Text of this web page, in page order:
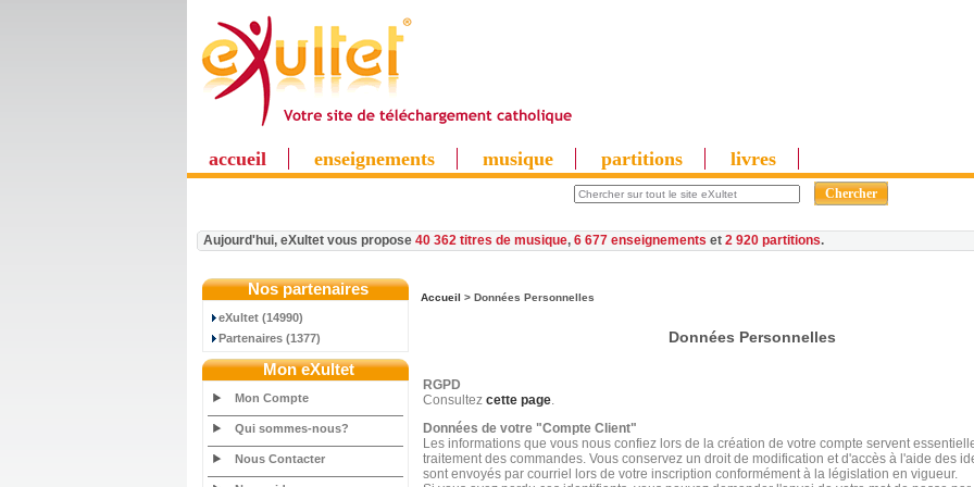
accueil enseignements musique partitions livres
Aujourd'hui, eXultet vous propose 40 362 titres de musique, 6 677 enseignements et 2 920 partitions
Nos partenaires
eXultet (14990)
Partenaires (1377)
Mon eXultet
Mon Compte
Qui sommes-nous?
Nous Contacter
Accueil > Données Personnelles
Données Personnelles
RGPD
Consultez cette page.
Données de votre "Compte Client"
Les informations que vous nous confiez lors de la création de votre compte servent
traitement des commandes. Vous conservez un droit de modification et d'accès à l'aide des
sont envoyés par courriel lors de votre inscription conformément à la législation en vigueur.